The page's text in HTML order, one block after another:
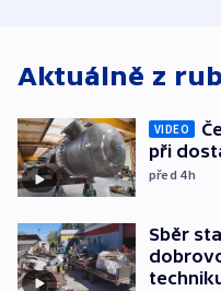
Aktuálně z
VIDEO
při
před 4h
Sběr